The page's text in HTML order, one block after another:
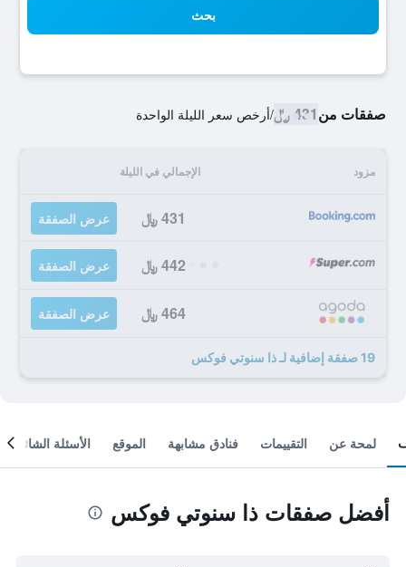
بحث
صفقات من431 ﷼ /أرخص سعر الليلة الواحدة
مزود الإجمالي في الليلة
431 ﷼ عرض الصفقة
442 ﷼ عرض الصفقة
464 ﷼ عرض الصفقة
19 صفقة إضافية لـ ذا سنوتي فوكس
لمحة عن التقييمات فنادق مشابهة الموقع الأسئلة الشائعة
أفضل صفقات ذا سنوتي فوكس